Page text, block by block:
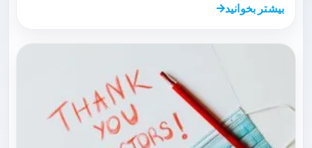
بیشتر بخوانید